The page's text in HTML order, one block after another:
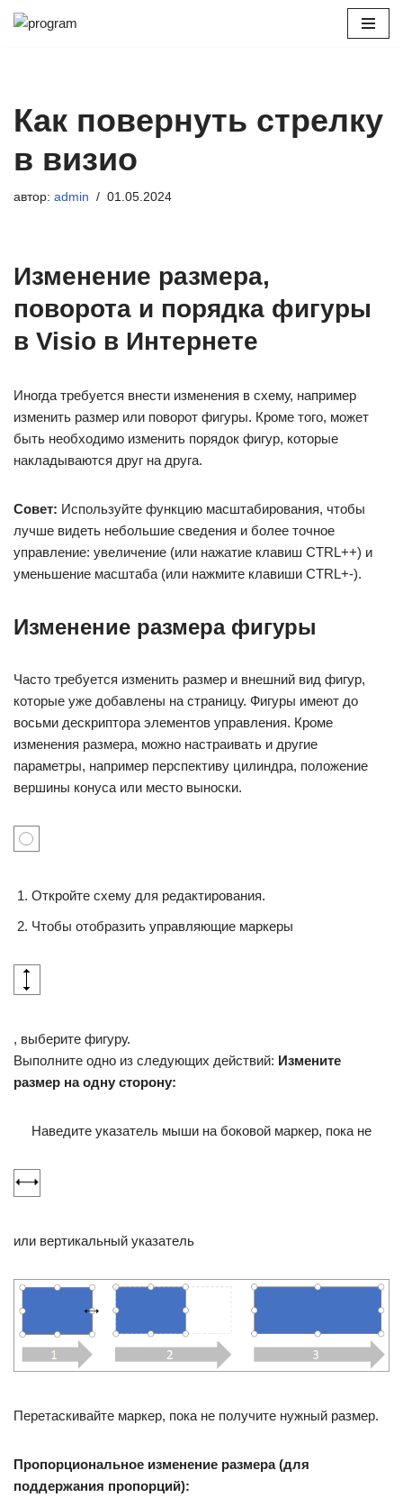
Как повернуть стрелку
в визио
автор: admin 01.05.2024
Изменение размера,
поворота и порядка фигуры
в Visio в Интернете
Иногда требуется внести изменения в схему, например
изменить размер или поворот фигуры. Кроме того, может
быть необходимо изменить порядок фигур, которые
накладываются друг на друга.
Совет: Используйте функцию масштабирования, чтобы
лучше видеть небольшие сведения и более точное
управление: увеличение (или нажатие клавиш CTRL++) и
уменьшение масштаба (или нажмите клавиши CTRL+-).
Изменение размера фигуры
Часто требуется изменить размер и внешний вид фигур,
которые уже добавлены на страницу. Фигуры имеют до
восьми дескриптора элементов управления. Кроме
изменения размера, можно настраивать и другие
параметры, например перспективу цилиндра, положение
вершины конуса или место выноски.
Откройте схему для редактирования.
Чтобы отобразить управляющие маркеры
, выберите фигуру.
Выполните одно из следующих действий: Измените
размер на одну сторону:
Наведите указатель мыши на боковой маркер, пока не
или вертикальный указатель
Перетаскивайте маркер, пока не получите нужный размер.
Пропорциональное изменение размера (для
поддержания пропорций):